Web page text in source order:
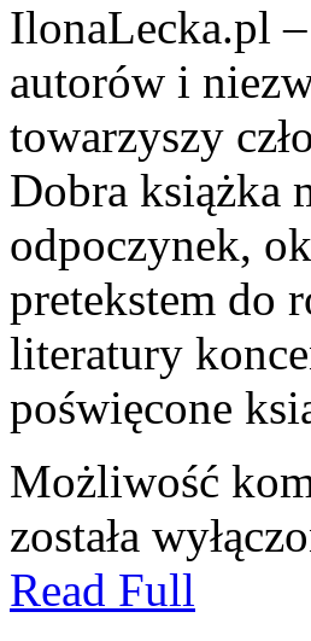
IlonaLecka.pl
autorów i
towarzyszy
Dobra książka
odpoczynek,
pretekstem do
literatury
poświęcone
Możliwość
została
Read Full